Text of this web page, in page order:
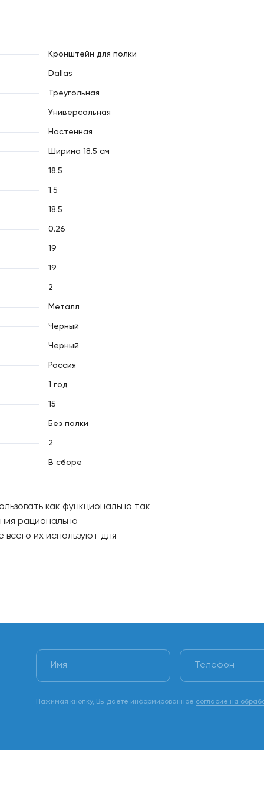
Кронштейн для полки
Dallas
Треугольная
Универсальная
Настенная
Ширина 18.5 см
18.5
1.5
18.5
0.26
19
19
2
Металл
Черный
Черный
Россия
1 год
15
Без полки
2
В сборе
как функционально так
рационально
их используют для
Габариты кронштейнов:
Нажимая кнопку, Вы даете информированное согласие на